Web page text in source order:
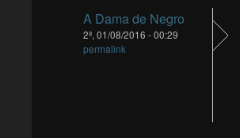
A Dama de Negro
2ª, 01/08/2016 - 00:29
permalink